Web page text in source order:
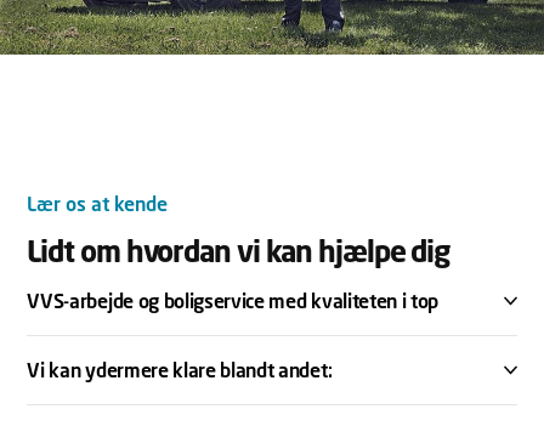
Lær os at kende
Lidt om hvordan vi kan hjælpe dig
VVS-arbejde og boligservice med kvaliteten i top
Vi kan ydermere klare blandt andet: